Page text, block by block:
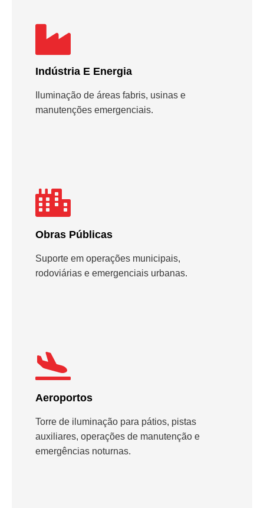
Indústria E Energia
Iluminação de áreas fabris, usinas e
manutenções emergenciais.
Obras Públicas
Suporte em operações municipais,
rodoviárias e emergenciais urbanas.
Aeroportos
Torre de iluminação para pátios, pistas
auxiliares, operações de manutenção e
emergências noturnas.